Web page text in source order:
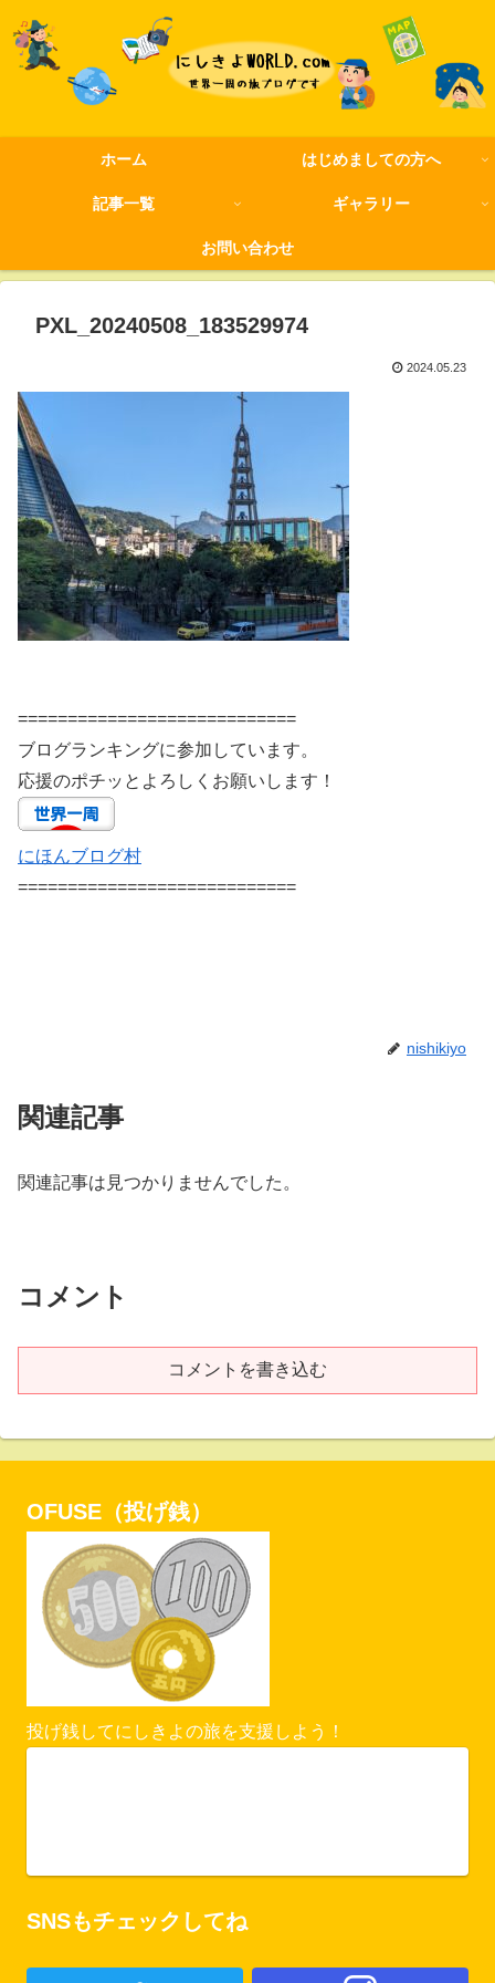
ホーム はじめましての方へ
記事一覧 ギャラリー
お問い合わせ
PXL_20240508_183529974
2024.05.23
============================
ブログランキングに参加しています。
応援のポチッとよろしくお願いします！
にほんブログ村
============================
nishikiyo
関連記事
関連記事は見つかりませんでした。
コメント
コメントを書き込む
OFUSE（投げ銭）
投げ銭してにしきよの旅を支援しよう！
SNSもチェックしてね